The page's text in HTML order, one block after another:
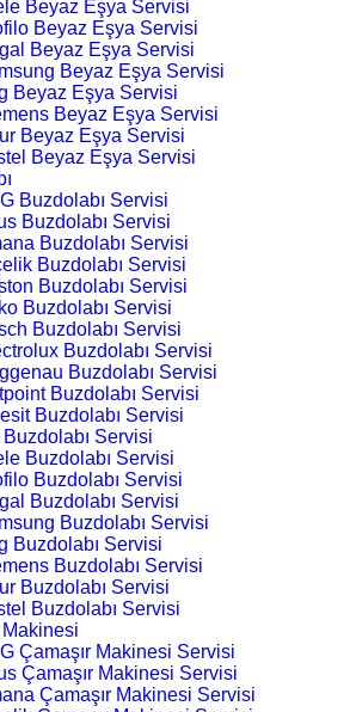
Beyaz Eşya Servisi
Beyaz Eşya Servisi
Beyaz Eşya Servisi
Beyaz Eşya Servisi
Beyaz Eşya Servisi
Beyaz Eşya Servisi
Beyaz Eşya Servisi
Beyaz Eşya Servisi
Buzdolabı Servisi
Buzdolabı Servisi
Buzdolabı Servisi
Buzdolabı Servisi
Buzdolabı Servisi
Buzdolabı Servisi
Buzdolabı Servisi
Buzdolabı Servisi
Buzdolabı Servisi
Buzdolabı Servisi
Buzdolabı Servisi
Buzdolabı Servisi
Buzdolabı Servisi
Buzdolabı Servisi
Buzdolabı Servisi
Buzdolabı Servisi
Buzdolabı Servisi
Buzdolabı Servisi
Buzdolabı Servisi
Buzdolabı Servisi
Makinesi
Çamaşır Makinesi Servisi
Çamaşır Makinesi Servisi
Çamaşır Makinesi Servisi